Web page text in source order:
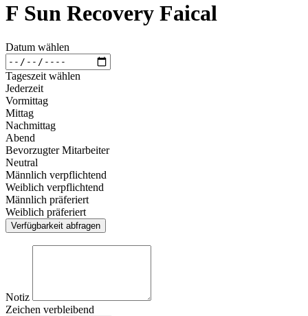
F Sun Recovery Faical
Datum wählen
Tageszeit wählen
Jederzeit
Vormittag
Mittag
Nachmittag
Abend
Bevorzugter Mitarbeiter
Neutral
Männlich verpflichtend
Weiblich verpflichtend
Männlich präferiert
Weiblich präferiert
Verfügbarkeit abfragen
Notiz
Zeichen verbleibend